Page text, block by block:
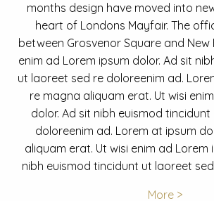
months design have moved into
heart of Londons Mayfair. The
between Grosvenor Square and New
enim ad Lorem ipsum dolor. Ad sit
ut laoreet sed re doloreenim ad.
re magna aliquam erat. Ut wisi
dolor. Ad sit nibh euismod
doloreenim ad. Lorem at ipsum
aliquam erat. Ut wisi enim ad Lorem
nibh euismod tincidunt ut laoreet
More >